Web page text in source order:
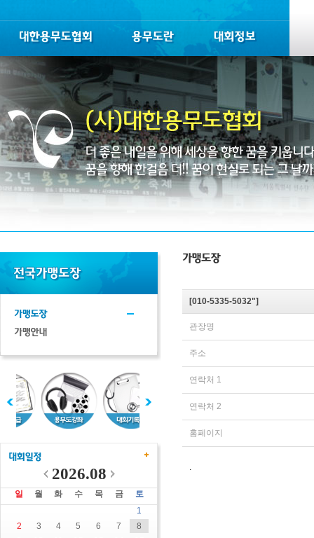
2026.08
일 월 화 수 목 금
토
1
2
3 4 5 6 7
8
[010-5335-5032"]
관장명
주소
연락처 1
연락처 2
홈페이지
.